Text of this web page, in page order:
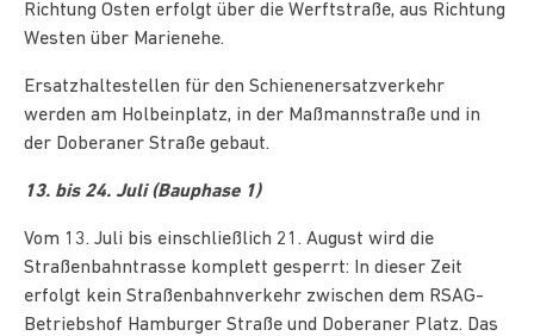
Richtung Osten erfolgt über die Werftstraße, aus Richtung
Westen über Marienehe.
Ersatzhaltestellen für den Schienenersatzverkehr
werden am Holbeinplatz, in der Maßmannstraße und in
der Doberaner Straße gebaut.
13. bis 24. Juli (Bauphase 1)
Vom 13. Juli bis einschließlich 21. August wird die
Straßenbahntrasse komplett gesperrt: In dieser Zeit
erfolgt kein Straßenbahnverkehr zwischen dem RSAG-
Betriebshof Hamburger Straße und Doberaner Platz. Das